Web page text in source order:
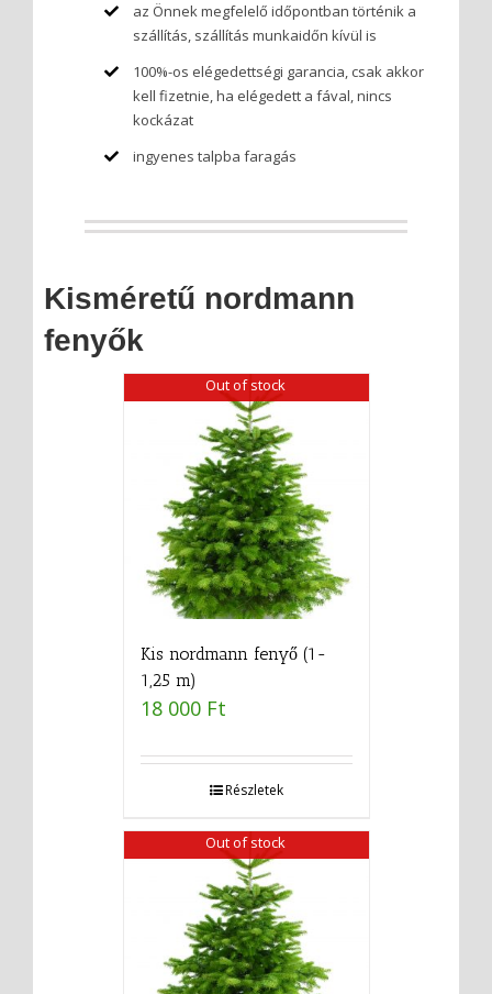
az Önnek megfelelő időpontban történik a
szállítás, szállítás munkaidőn kívül is
100%-os elégedettségi garancia, csak akkor
kell fizetnie, ha elégedett a fával, nincs
kockázat
ingyenes talpba faragás
Kisméretű nordmann
fenyők
Out of stock
Kis nordmann fenyő (1-
1,25 m)
18 000 Ft
Részletek
Out of stock